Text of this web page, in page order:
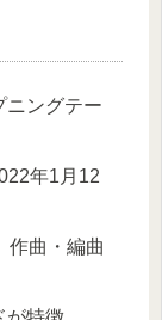
ニングテー
年1月12
作曲・編曲